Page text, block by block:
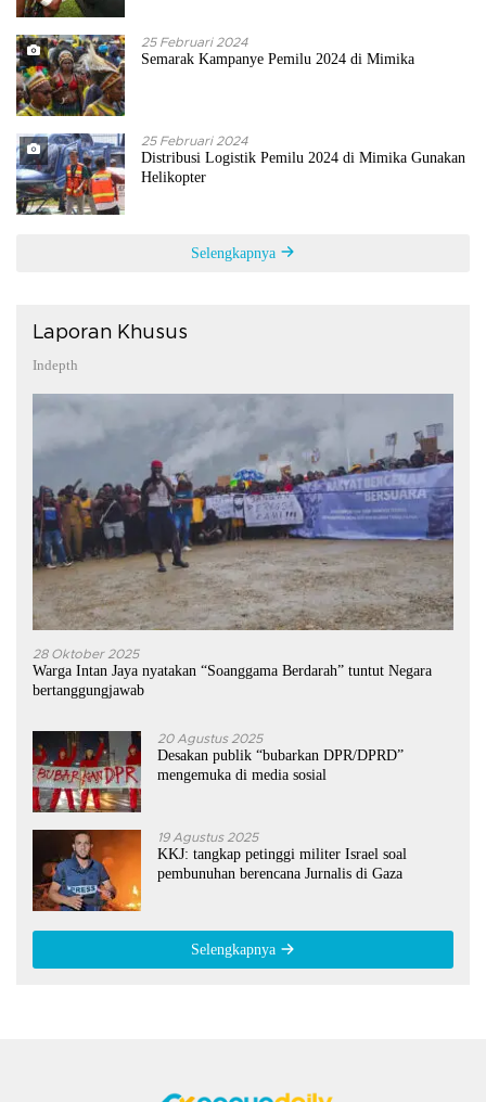
25 Februari 2024
Semarak Kampanye Pemilu 2024 di Mimika
25 Februari 2024
Distribusi Logistik Pemilu 2024 di Mimika Gunakan
Helikopter
Selengkapnya
Laporan Khusus
Indepth
28 Oktober 2025
Warga Intan Jaya nyatakan “Soanggama Berdarah” tuntut Negara
bertanggungjawab
20 Agustus 2025
Desakan publik “bubarkan DPR/DPRD”
mengemuka di media sosial
19 Agustus 2025
KKJ: tangkap petinggi militer Israel soal
pembunuhan berencana Jurnalis di Gaza
Selengkapnya